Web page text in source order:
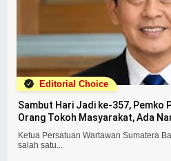
Editorial Choice
Sambut Hari Jadi ke-357, Pemko
Orang Tokoh Masyarakat, Ada
Ketua Persatuan Wartawan Sumatera
salah satu...